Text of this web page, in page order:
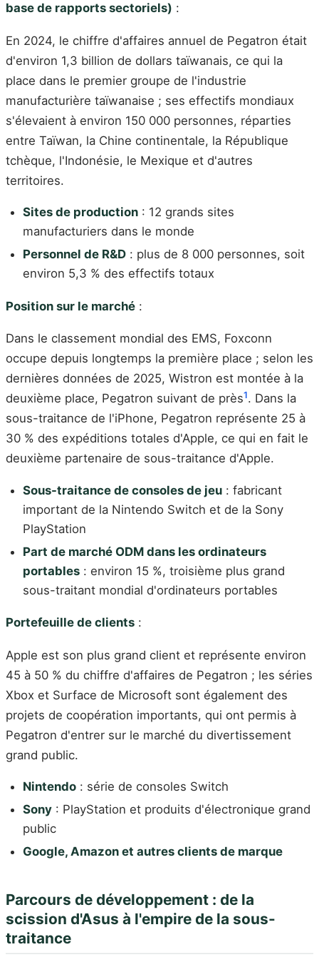
base de rapports sectoriels) :
En 2024, le chiffre d'affaires annuel de Pegatron était
d'environ 1,3 billion de dollars taïwanais, ce qui la
place dans le premier groupe de l'industrie
manufacturière taïwanaise ; ses effectifs mondiaux
s'élevaient à environ 150 000 personnes, réparties
entre Taïwan, la Chine continentale, la République
tchèque, l'Indonésie, le Mexique et d'autres
territoires.
Sites de production : 12 grands sites
manufacturiers dans le monde
Personnel de R&D : plus de 8 000 personnes, soit
environ 5,3 % des effectifs totaux
Position sur le marché :
Dans le classement mondial des EMS, Foxconn
occupe depuis longtemps la première place ; selon les
dernières données de 2025, Wistron est montée à la
deuxième place, Pegatron suivant de près1. Dans la
sous-traitance de l'iPhone, Pegatron représente 25 à
30 % des expéditions totales d'Apple, ce qui en fait le
deuxième partenaire de sous-traitance d'Apple.
Sous-traitance de consoles de jeu : fabricant
important de la Nintendo Switch et de la Sony
PlayStation
Part de marché ODM dans les ordinateurs
portables : environ 15 %, troisième plus grand
sous-traitant mondial d'ordinateurs portables
Portefeuille de clients :
Apple est son plus grand client et représente environ
45 à 50 % du chiffre d'affaires de Pegatron ; les séries
Xbox et Surface de Microsoft sont également des
projets de coopération importants, qui ont permis à
Pegatron d'entrer sur le marché du divertissement
grand public.
Nintendo : série de consoles Switch
Sony : PlayStation et produits d'électronique grand
public
Google, Amazon et autres clients de marque
Parcours de développement : de la
scission d'Asus à l'empire de la sous-
traitance